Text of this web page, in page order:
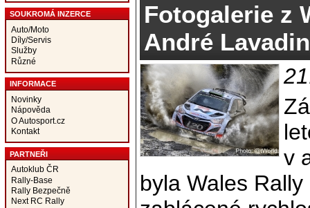
SOUKROMÁ INZERCE
Auto/Moto
Díly/Servis
Služby
Různé
INFORMACE
Novinky
Nápověda
O Autosport.cz
Kontakt
PARTNEŘI
Autoklub ČR
Rally-Base
Rally Bezpečně
Next RC Rally
Fotogalerie z
André
v
byla Wales